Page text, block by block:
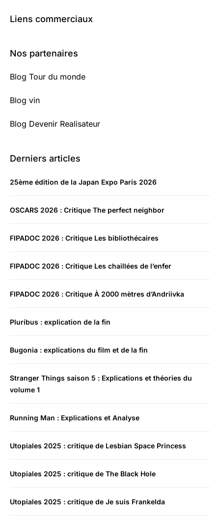
Liens commerciaux
Nos partenaires
Blog Tour du monde
Blog vin
Blog Devenir Realisateur
Derniers articles
25ème édition de la Japan Expo Paris 2026
OSCARS 2026 : Critique The perfect neighbor
FIPADOC 2026 : Critique Les bibliothécaires
FIPADOC 2026 : Critique Les chaillées de l’enfer
FIPADOC 2026 : Critique À 2000 mètres d’Andriivka
Pluribus : explication de la fin
Bugonia : explications du film et de la fin
Stranger Things saison 5 : Explications et théories du
volume 1
Running Man : Explications et Analyse
Utopiales 2025 : critique de Lesbian Space Princess
Utopiales 2025 : critique de The Black Hole
Utopiales 2025 : critique de Je suis Frankelda